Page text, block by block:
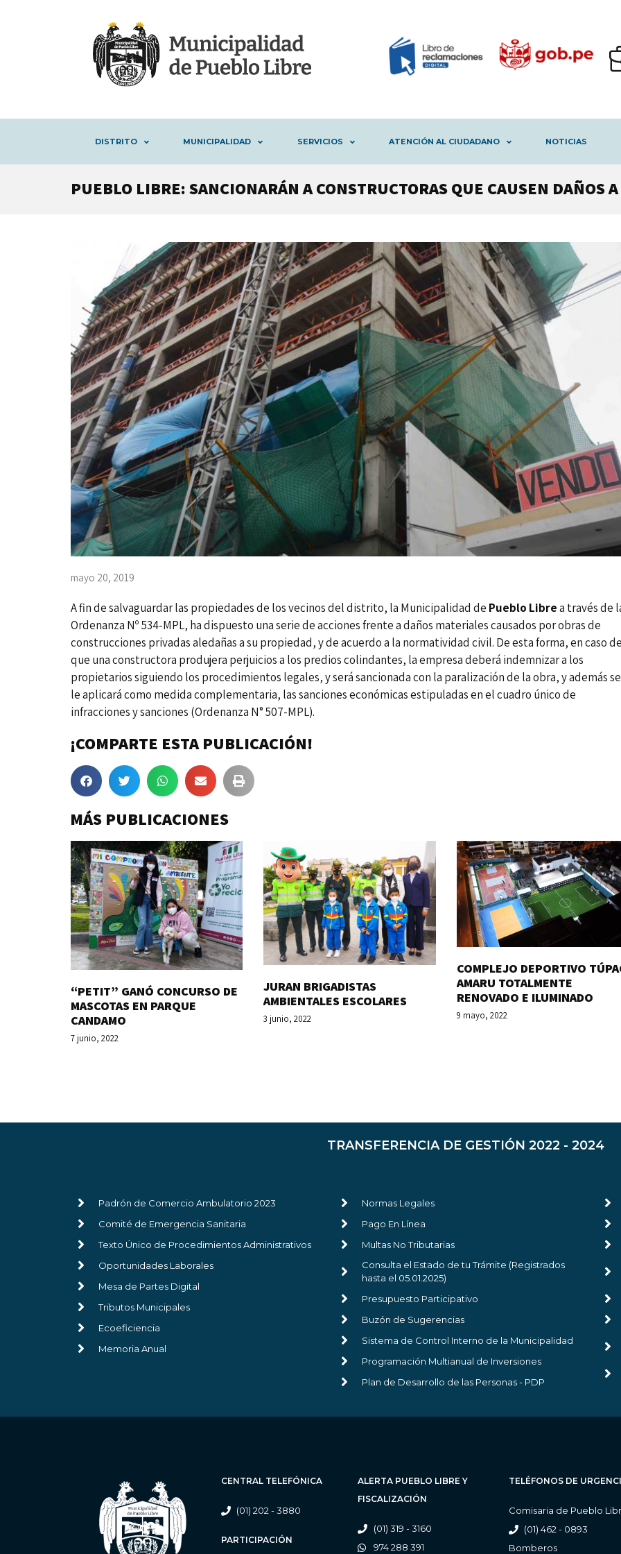
DISTRITO MUNICIPALIDAD SERVICIOS ATENCIÓN AL CIUDADANO NOTICIAS
PUEBLO LIBRE: SANCIONARÁN A CONSTRUCTORAS QUE CAUSEN DAÑOS
mayo 20, 2019
A fin de salvaguardar las propiedades de los vecinos del distrito, la Municipalidad de Pueblo Librea través de
Ordenanza Nº 534-MPL, ha dispuesto una serie de acciones frente a daños materiales causados por obras de
construcciones privadas aledañas a su propiedad, y de acuerdo a la normatividad civil. De esta forma, en caso
que una constructora produjera perjuicios a los predios colindantes, la empresa deberá indemnizar a los
propietarios siguiendo los procedimientos legales, y será sancionada con la paralización de la obra, y además se
le aplicará como medida complementaria, las sanciones económicas estipuladas en el cuadro único de
infracciones y sanciones (Ordenanza N° 507-MPL).
¡COMPARTE ESTA PUBLICACIÓN!
MÁS PUBLICACIONES
“PETIT” GANÓ CONCURSO DE
MASCOTAS EN PARQUE
CANDAMO
7 junio, 2022
JURAN BRIGADISTAS
AMBIENTALES ESCOLARES
3 junio, 2022
COMPLEJO DEPORTIVO
AMARU TOTALMENTE
RENOVADO E ILUMINADO
9 mayo, 2022
TRANSFERENCIA DE GESTIÓN 2022 - 2024
Padrón de Comercio Ambulatorio 2023
Comité de Emergencia Sanitaria
Texto Único de Procedimientos Administrativos
Oportunidades Laborales
Mesa de Partes Digital
Tributos Municipales
Ecoeficiencia
Memoria Anual
Normas Legales
Pago En Línea
Multas No Tributarias
Consulta el Estado de tu Trámite (Registrados
hasta el 05.01.2025)
Presupuesto Participativo
Buzón de Sugerencias
Sistema de Control Interno de la Municipalidad
Programación Multianual de Inversiones
Plan de Desarrollo de las Personas - PDP
CENTRAL TELEFÓNICA
(01) 202 - 3880
PARTICIPACIÓN
ALERTA PUEBLO LIBRE Y
FISCALIZACIÓN
(01) 319 - 3160
974 288 391
TELÉFONOS DE
Comisaria de Pueblo
(01) 462 - 0893
Bomberos